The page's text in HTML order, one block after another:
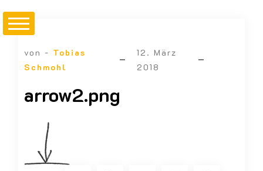
von - Tobias
Schmohl
12. März
2018
arrow2.png